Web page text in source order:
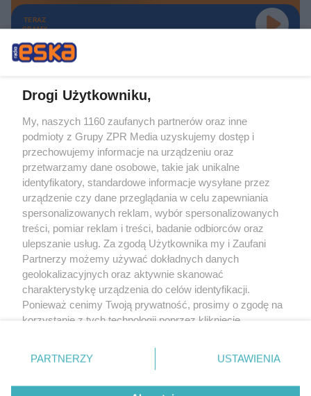
TERAZ
GRAMY
Żaden utwór zamieszczony w serwisie nie może być powielany i
rozpowszechniany lub dalej rozpowszechniany w jakikolwiek sposób (w
tym także elektroniczny lub mechaniczny) na jakimkolwiek polu
eksploatacji w jakiejkolwiek formie, włącznie z umieszczaniem w Internecie
bez pisemnej zgody właściciela praw. Jakiekolwiek użycie lub
wykorzystanie utworów w całości lub w części z naruszeniem prawa, tzn.
bez właściwej zgody, jest zabronione pod groźbą kary i może być ścigane
prawnie.
O nas
Drogi Użytkowniku,
My, naszych 1160 zaufanych partnerów oraz inne
podmioty z Grupy ZPR Media uzyskujemy dostęp i
przechowujemy informacje na urządzeniu oraz
przetwarzamy dane osobowe, takie jak unikalne
identyfikatory, standardowe informacje wysyłane przez
urządzenie czy dane przeglądania w celu zapewniania
spersonalizowanych reklam, wybór spersonalizowanych
treści, pomiar reklam i treści, badanie odbiorców oraz
ulepszanie usług. Za zgodą Użytkownika my i Zaufani
Partnerzy możemy używać dokładnych danych
geolokalizacyjnych oraz aktywnie skanować
charakterystykę urządzenia do celów identyfikacji.
Ponieważ cenimy Twoją prywatność, prosimy o zgodę na
korzystanie z tych technologii poprzez kliknięcie
zmienić/wycofać klikając przycisk ustawień prywatności
znajdujący się w lewym dolnym rogu strony
rodzaje przetwarzania danych nie wymagają zgody
PARTNERZY USTAWIENIA